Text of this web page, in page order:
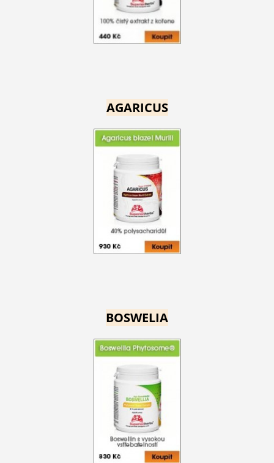
AGARICUS
BOSWELIA